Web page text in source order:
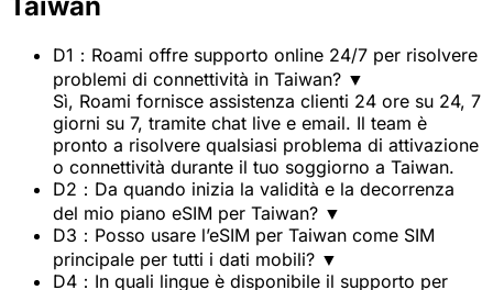
D1：Roami offre supporto online 24/7 per risolvere
problemi di connettività in Taiwan? ▼
Sì, Roami fornisce assistenza clienti 24 ore su 24, 7
giorni su 7, tramite chat live e email. Il team è
pronto a risolvere qualsiasi problema di attivazione
o connettività durante il tuo soggiorno a Taiwan.
D2：Da quando inizia la validità e la decorrenza
del mio piano eSIM per Taiwan? ▼
D3：Posso usare l’eSIM per Taiwan come SIM
principale per tutti i dati mobili? ▼
D4：In quali lingue è disponibile il supporto per